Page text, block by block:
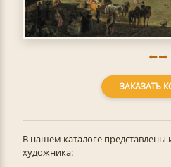
ЗАКАЗАТЬ
В нашем каталоге представлены
художника: